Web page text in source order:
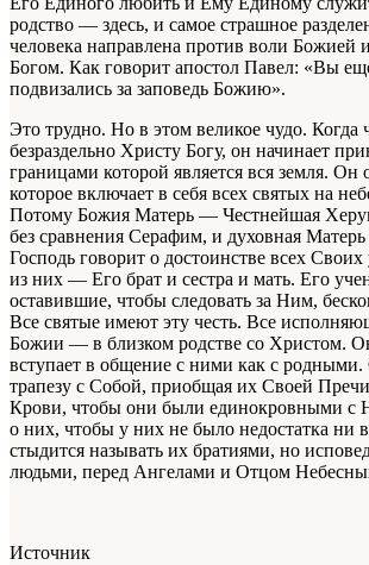
родство — здесь, и самое страшное
человека направлена против воли Божией
Богом. Как говорит апостол Павел: «Вы
подвизались за заповедь Божию».
Это трудно. Но в этом великое чудо. Когда
безраздельно Христу Богу, он начинает
границами которой является вся земля. Он
которое включает в себя всех святых на
Потому Божия Матерь — Честнейшая
без сравнения Серафим, и духовная
Господь говорит о достоинстве всех
из них — Его брат и сестра и мать. Его
оставившие, чтобы следовать за Ним,
Все святые имеют эту честь. Все
Божии — в близком родстве со Христом.
вступает в общение с ними как с родными.
трапезу с Собой, приобщая их Своей
Крови, чтобы они были единокровными с
о них, чтобы у них не было недостатка ни
стыдится называть их братиями, но
людьми, перед Ангелами и Отцом
Источник